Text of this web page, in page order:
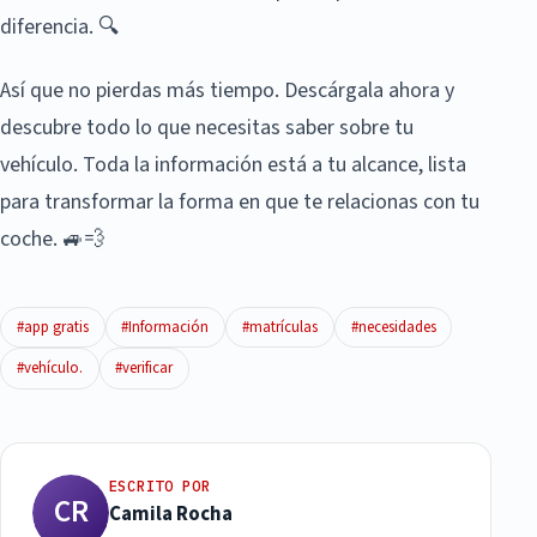
diferencia. 🔍
Así que no pierdas más tiempo. Descárgala ahora y
descubre todo lo que necesitas saber sobre tu
vehículo. Toda la información está a tu alcance, lista
para transformar la forma en que te relacionas con tu
coche. 🚙💨
#app gratis #Información #matrículas
#necesidades
#vehículo.
#verificar
CR
ESCRITO POR
Camila Rocha